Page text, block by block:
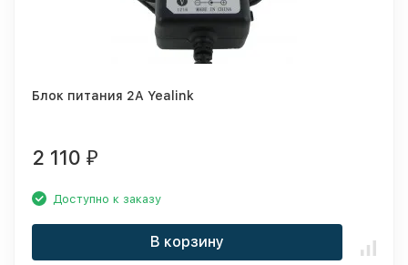
Блок питания 2A Yealink
2 110 ₽
Доступно к заказу
В корзину